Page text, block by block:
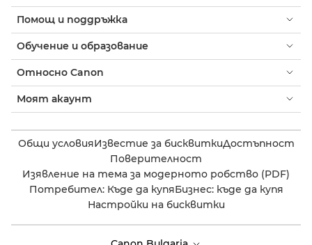
Помощ и поддръжка
Обучение и образование
Относно Canon
Моят акаунт
Общи условияИзвестие за бисквиткиДостъпност
Поверителност
Изявление на тема за модерното робство (PDF)
Потребител: Къде да купяБизнес: къде да купя
Настройки на бисквитки